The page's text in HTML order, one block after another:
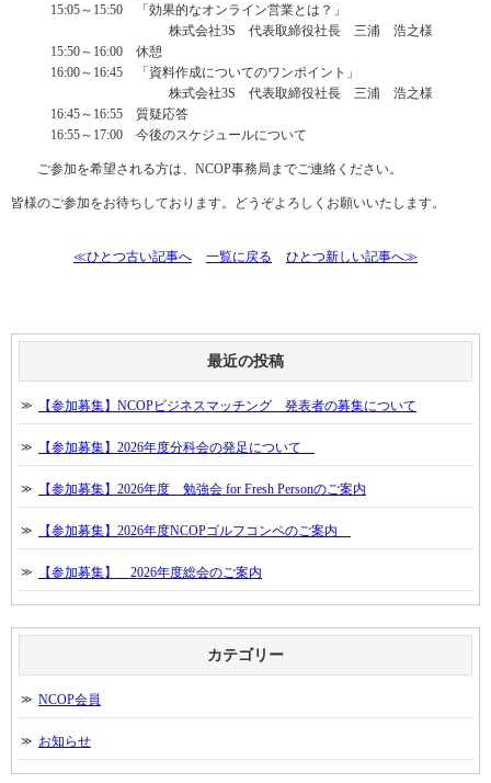
15:05～15:50 「効果的なオンライン営業とは？」
株式会社3S 代表取締役社長 三浦 浩之様
15:50～16:00 休憩
16:00～16:45 「資料作成についてのワンポイント」
株式会社3S 代表取締役社長 三浦 浩之様
16:45～16:55 質疑応答
16:55～17:00 今後のスケジュールについて
ご参加を希望される方は、NCOP事務局までご連絡ください。
皆様のご参加をお待ちしております。どうぞよろしくお願いいたします。
≪ひとつ古い記事へ 一覧に戻る ひとつ新しい記事へ≫
最近の投稿
【参加募集】NCOPビジネスマッチング 発表者の募集について
【参加募集】2026年度分科会の発足について
【参加募集】2026年度 勉強会 for Fresh Personのご案内
【参加募集】2026年度NCOPゴルフコンペのご案内
【参加募集】 2026年度総会のご案内
カテゴリー
NCOP会員
お知らせ